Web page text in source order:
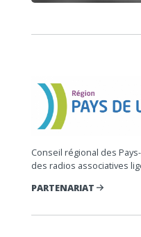
Conseil régional des
des radios associatives
PARTENARIAT